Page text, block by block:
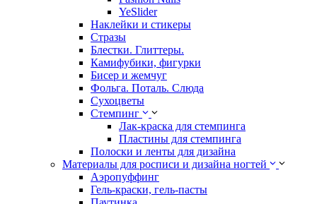
YeSlider
Наклейки и стикеры
Стразы
Блестки. Глиттеры.
Камифубики, фигурки
Бисер и жемчуг
Фольга. Поталь. Слюда
Сухоцветы
Стемпинг
Лак-краска для стемпинга
Пластины для стемпинга
Полоски и ленты для дизайна
Материалы для росписи и дизайна ногтей
Аэропуффинг
Гель-краски, гель-пасты